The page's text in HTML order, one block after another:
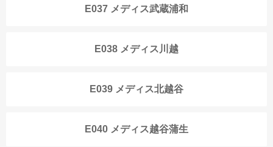
E037 メディス武蔵浦和
E038 メディス川越
E039 メディス北越谷
E040 メディス越谷蒲生